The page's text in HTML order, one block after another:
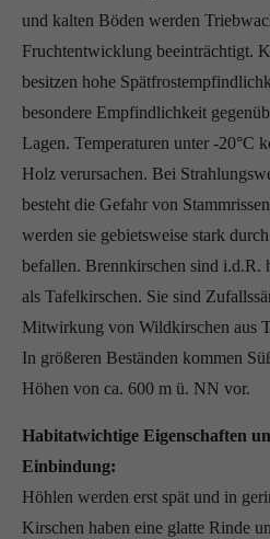
und kalten Böden werden
Fruchtentwicklung beeinträchtigt.
besitzen hohe
besondere Empfindlichkeit
Lagen. Temperaturen unter -20°C
Holz verursachen. Bei
besteht die Gefahr von
werden sie gebietsweise stark
befallen. Brennkirschen sind i.d.R.
als Tafelkirschen. Sie sind
Mitwirkung von Wildkirschen aus
In größeren Beständen kommen
Höhen von ca. 600 m ü. NN vor.
Habitatwichtige Eigenschaften
Einbindung:
Höhlen werden erst spät und in
Kirschen haben eine glatte Rinde